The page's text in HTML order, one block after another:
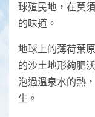
球殖民地，在莫
的味道。
地球上的薄荷葉
的沙土地形夠肥
泡過溫泉水的熱
生。